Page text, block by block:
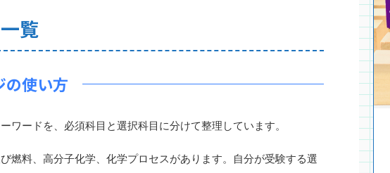
覧
の使い方
ードを、必須科目と選択科目に分けて整理しています。
料、高分子化学、化学プロセスがあります。自分が受験する選